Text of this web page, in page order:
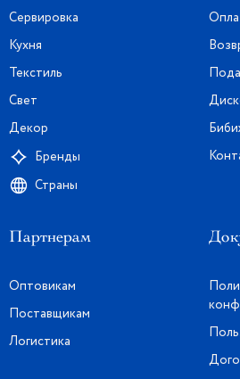
Сервировка
Кухня
Текстиль
Свет
Декор
Бренды
Страны
Партнерам
Оптовикам
Поставщикам
Логистика